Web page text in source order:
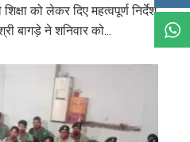
को लेकर दिए महत्वपूर्ण निर्देश
बागड़े ने शनिवार को...